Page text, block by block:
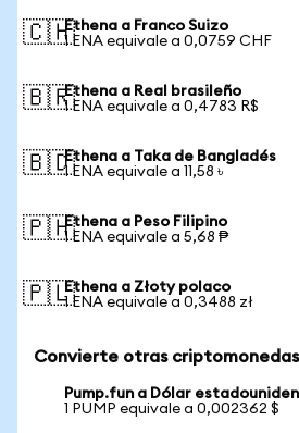
🇨🇭Ethena a Franco Suizo
1 ENA equivale a 0,0759 CHF
🇧🇷Ethena a Real brasileño
1 ENA equivale a 0,4783 R$
🇧🇩Ethena a Taka de Bangladés
1 ENA equivale a 11,58 ৳
🇵🇭Ethena a Peso Filipino
1 ENA equivale a 5,68 ₱
🇵🇱Ethena a Złoty polaco
1 ENA equivale a 0,3488 zł
Convierte otras criptomonedas
Pump.fun a Dólar
1 PUMP equivale a 0,002362 $